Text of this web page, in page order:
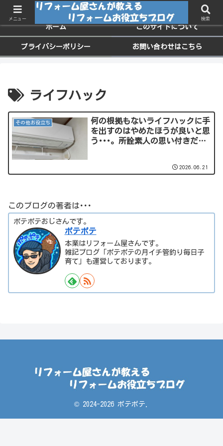
ちょっと役に立つお家のメンテナンス情報
ホーム このサイトについて
プライバシーポリシー お問い合わせはこちら
ライフハック
その他お役立ち
何の根拠もないライフハックに手
を出すのはやめたほうが良いと思
う･･･。所詮素人の思い付きだ
2026.06.21
このブログの著者は･･･
ポテポテおじさんです。
ポテポテ
本業はリフォーム屋さんです。
雑記ブログ「ポテポテの月イチ管釣り毎日子
育て」も運営しております。
© 2024-2026 ポテポテ.
メニュー 検索